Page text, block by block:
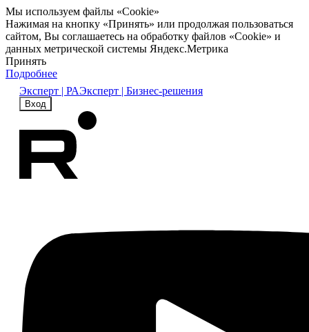
Мы используем файлы «Cookie»
Нажимая на кнопку «Принять» или продолжая пользоваться
сайтом, Вы соглашаетесь на обработку файлов «Cookie» и
данных метрической системы Яндекс.Метрика
Принять
Подробнее
Эксперт | РАЭксперт | Бизнес-решения
Вход